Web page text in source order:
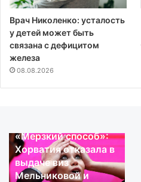
Врач Николенко: усталость
у детей может быть
связана с дефицитом
железа
08.08.2026
«Мерзкий
способ»:
Хорватия
отказала
«Мерзкий способ»:
Хорватия отказала в
выдаче виз
Мельниковой и